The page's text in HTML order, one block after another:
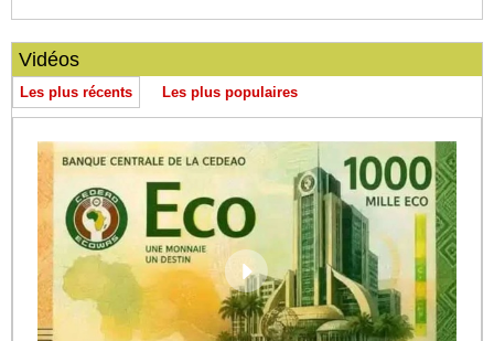
Vidéos
Les plus récents Les plus populaires